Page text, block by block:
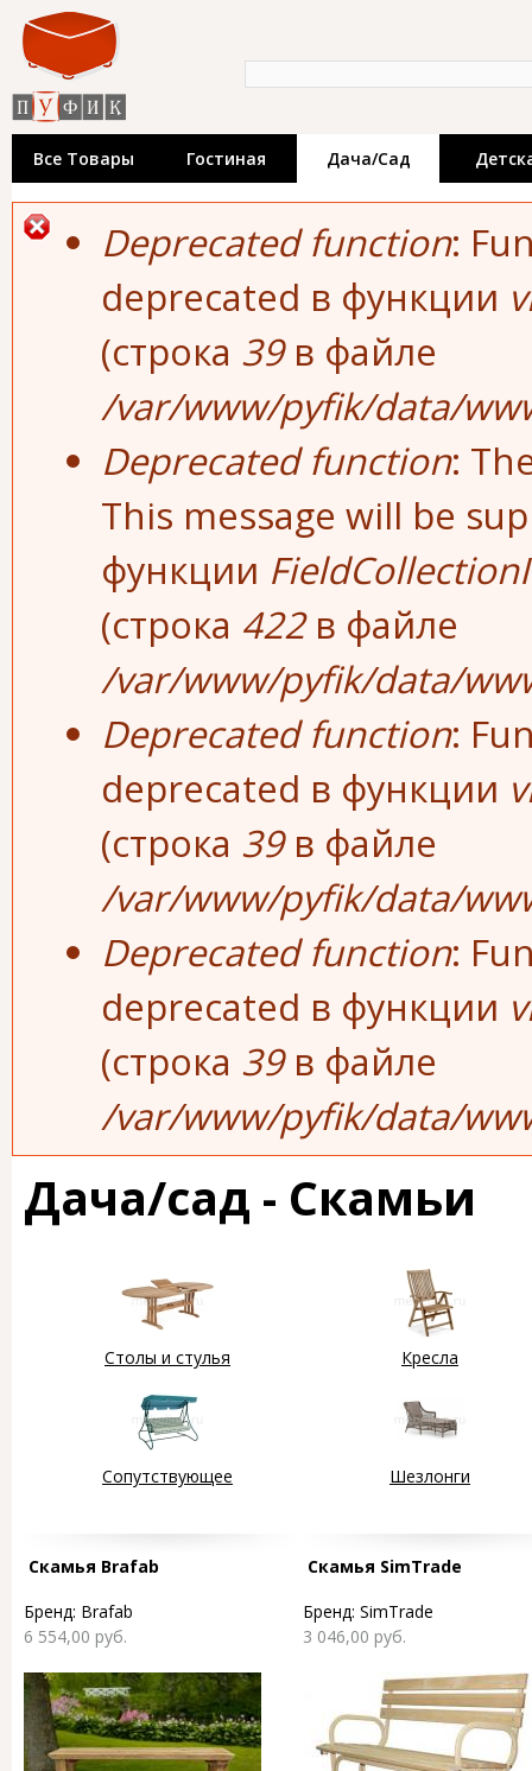
недорогой
выставки мебели
Все Товары Гостиная Дача/сад
Сообщение об ошибке
Deprecated function:
deprecated в функции
(строка 39в файле
/var/www/pyfik/data/
Deprecated function:
This message will be
функции
(строка 422в файле
/var/www/pyfik/data/
Deprecated function:
deprecated в функции
(строка 39в файле
/var/www/pyfik/data/
Deprecated function:
deprecated в функции
(строка 39в файле
/var/www/pyfik/data/
Дача/сад - Скамьи
Столы и стулья Кресла
Сопутствующее Шезлонги
Скамья Brafab
Бренд: Brafab
6 554,00 руб.
Скамья SimTrade
Бренд: SimTrade
3 046,00 руб.